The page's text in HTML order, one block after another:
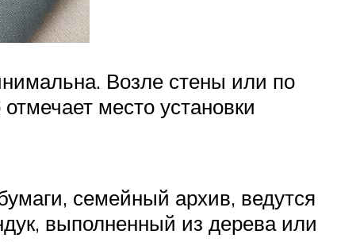
Возле стены или по
место установки
семейный архив, ведутся
выполненный из дерева или